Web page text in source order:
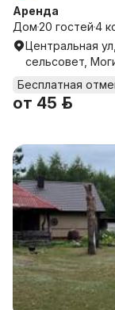
Аренда
Дом20 гостей4
Центральная
сельсовет,
Бесплатная
от 45 р.